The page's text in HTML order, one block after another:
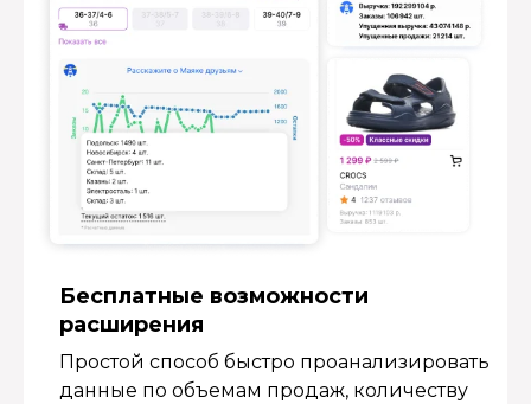
Бесплатные возмож­ности
расширения
Простой способ быстро проанализировать
данные по объемам продаж, количеству